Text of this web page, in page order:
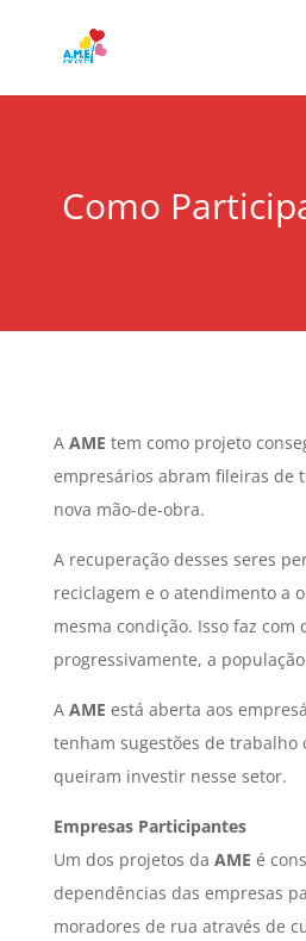
Como
A AME tem como projeto
empresários abram fileiras de
nova mão-de-obra.
A recuperação desses seres
reciclagem e o atendimento a
mesma condição. Isso faz com
progressivamente, a
A AME está aberta aos
tenham sugestões de trabalho
queiram investir nesse setor.
Empresas Participantes
Um dos projetos da AME é
dependências das empresas
moradores de rua através de